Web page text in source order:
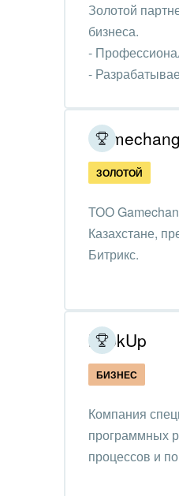
Золотой
бизнеса.
-
-
ЗОЛОТОЙ
ТОО
Казахстане,
Битрикс.
LookUp
БИЗНЕС
Компания
программных
процессов и